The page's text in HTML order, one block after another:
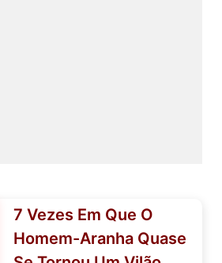
7 Vezes Em Que O
Homem-Aranha Quase